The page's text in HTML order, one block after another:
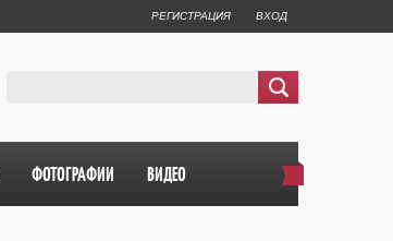
РЕГИСТРАЦИЯ ВХОД
ФОТОГРАФИИ ВИДЕО